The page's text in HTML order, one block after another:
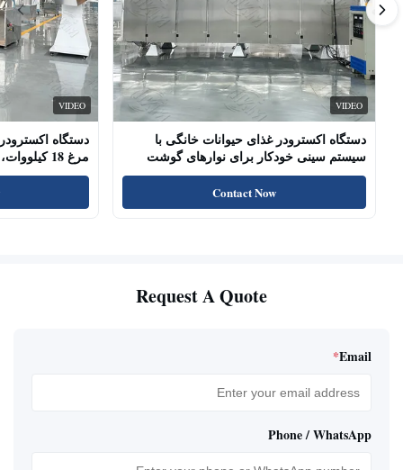
VIDEO
دستگاه اکسترودر غذای حیوانات خانگی با
سیستم سینی خودکار برای نوارهای گوشت
سگ، چوب‌های خشک شده
Contact Now
VIDEO
دستگاه
مرغ 18
پروتئین بالا،
Request A Quote
Email
*
Phone / WhatsApp